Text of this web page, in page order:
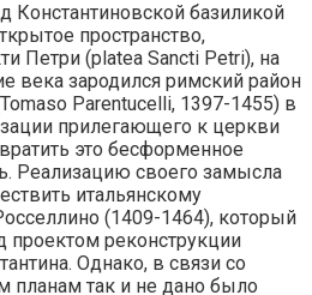
Константиновской базиликой
пространство,
Петри (platea Sancti Petri), на
века зародился римский район
Parentucelli, 1397-1455) в
прилегающего к церкви
это бесформенное
Реализацию своего замысла
итальянскому
(1409-1464), который
проектом реконструкции
Однако, в связи со
планам так и не дано было